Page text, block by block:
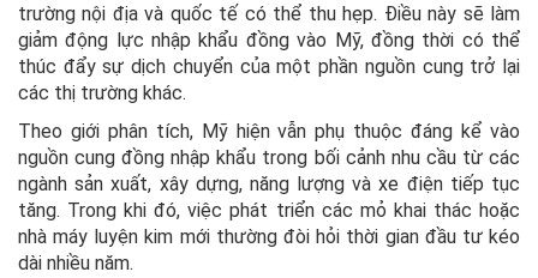
trường nội địa và quốc tế có thể thu hẹp. Điều này sẽ làm
giảm động lực nhập khẩu đồng vào Mỹ, đồng thời có thể
thúc đẩy sự dịch chuyển của một phần nguồn cung trở lại
các thị trường khác.
Theo giới phân tích, Mỹ hiện vẫn phụ thuộc đáng kể vào
nguồn cung đồng nhập khẩu trong bối cảnh nhu cầu từ các
ngành sản xuất, xây dựng, năng lượng và xe điện tiếp tục
tăng. Trong khi đó, việc phát triển các mỏ khai thác hoặc
nhà máy luyện kim mới thường đòi hỏi thời gian đầu tư kéo
dài nhiều năm.